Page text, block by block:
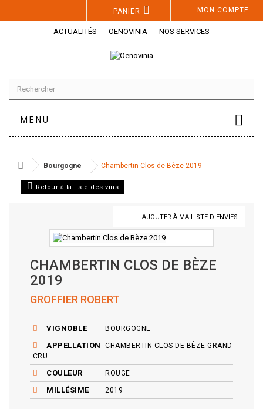
MON COMPTE
PANIER
ACTUALITÉS OENOVINIA NOS SERVICES
MENU
Bourgogne Chambertin Clos de Bèze 2019
AJOUTER À MA LISTE D'ENVIES
Retour à la liste des vins
CHAMBERTIN CLOS DE BÈZE
2019
GROFFIER ROBERT
VIGNOBLE BOURGOGNE
APPELLATION
CHAMBERTIN CLOS DE BÈZE GRAND
CRU
COULEUR ROUGE
MILLÉSIME 2019